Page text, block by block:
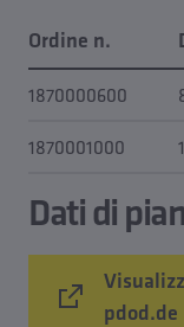
Ordine n.
1870000600
1870001000
Dati di
pdod.de